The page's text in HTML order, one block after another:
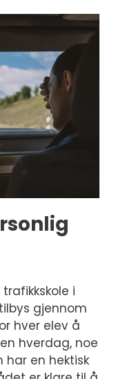
i
gjennom
hver elev å
hverdag, noe
har en hektisk